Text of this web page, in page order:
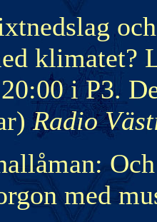
klimatet?
i P3.
Radio
med